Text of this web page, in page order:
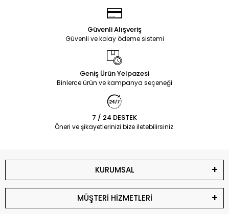
Güvenli Alışveriş
Güvenli ve kolay ödeme sistemi
Geniş Ürün Yelpazesi
Binlerce ürün ve kampanya seçeneği
7 / 24 DESTEK
Öneri ve şikayetlerinizi bize iletebilirsiniz.
KURUMSAL
MÜŞTERİ HİZMETLERİ